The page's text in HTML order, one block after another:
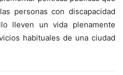
personas con discapacidad
lleven un vida plenamente
habituales de una ciudad